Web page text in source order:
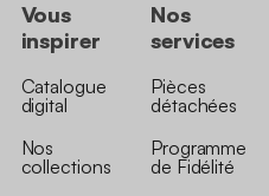
Vous
inspirer
Catalogue
digital
Nos
collections
Nos
services
Pièces
détachées
Programme
de Fidélité